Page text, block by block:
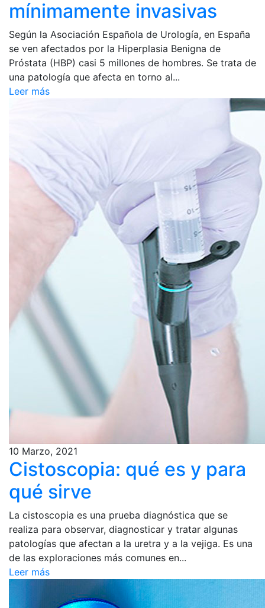
mínimamente invasivas
Según la Asociación Española de Urología, en España
se ven afectados por la Hiperplasia Benigna de
Próstata (HBP) casi 5 millones de hombres. Se trata de
una patología que afecta en torno al...
Leer más
10 Marzo, 2021
Cistoscopia: qué es y para
qué sirve
La cistoscopia es una prueba diagnóstica que se
realiza para observar, diagnosticar y tratar algunas
patologías que afectan a la uretra y a la vejiga. Es una
de las exploraciones más comunes en...
Leer más